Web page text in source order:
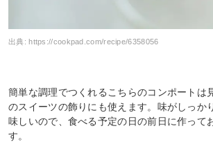
出典:https://cookpad.com/recipe/6358056
簡単な調理でつくれるこちらのコンポートは
のスイーツの飾りにも使えます。味がしっか
味しいので、食べる予定の日の前日に作って
す。